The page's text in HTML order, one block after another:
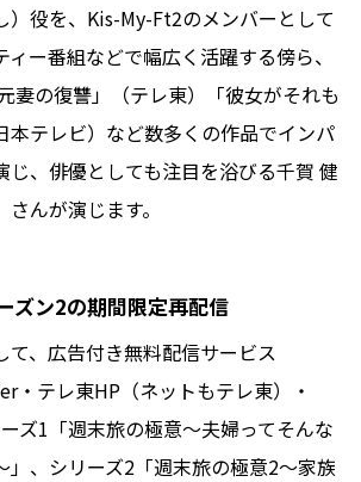
）役を、Kis-My-Ft2のメンバーとして
ー番組などで幅広く活躍する傍ら、
妻の復讐」（テレ東）「彼女がそれも
本テレビ）など数多くの作品でインパ
じ、俳優としても注目を浴びる千賀 健
んが演じます。
ズン2の期間限定再配信
て、広告付き無料配信サービス
・テレ東HP（ネットもテレ東）・
ズ1「週末旅の極意～夫婦ってそんな
」、シリーズ2「週末旅の極意2～家族